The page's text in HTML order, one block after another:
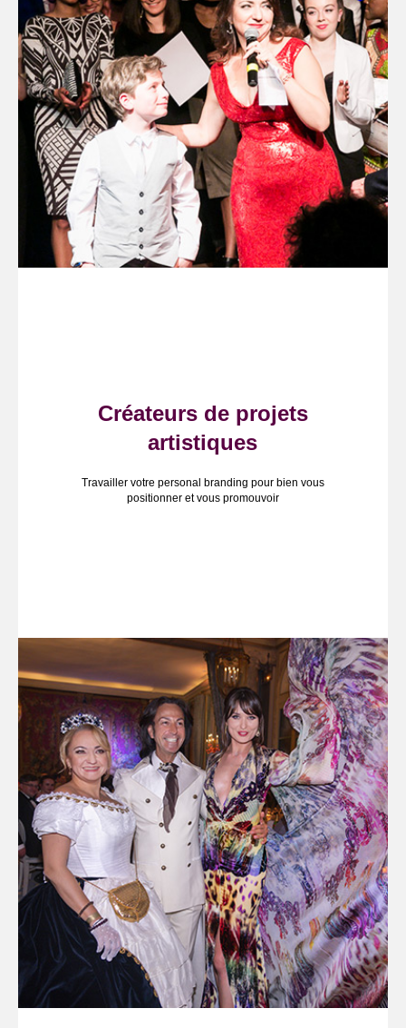
Créateurs de projets
artistiques
Travailler votre personal branding pour bien vous
positionner et vous promouvoir